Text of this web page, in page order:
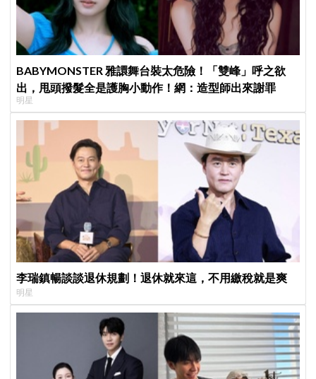
BABYMONSTER 雅譞舞台裝太危險！「雙峰」呼之欲
出，甩頭撥髮全是護胸小動作！網：造型師出來謝罪
明星
李瑞鎮暢談談退休規劃！退休就來這，不用繳稅就是爽
明星